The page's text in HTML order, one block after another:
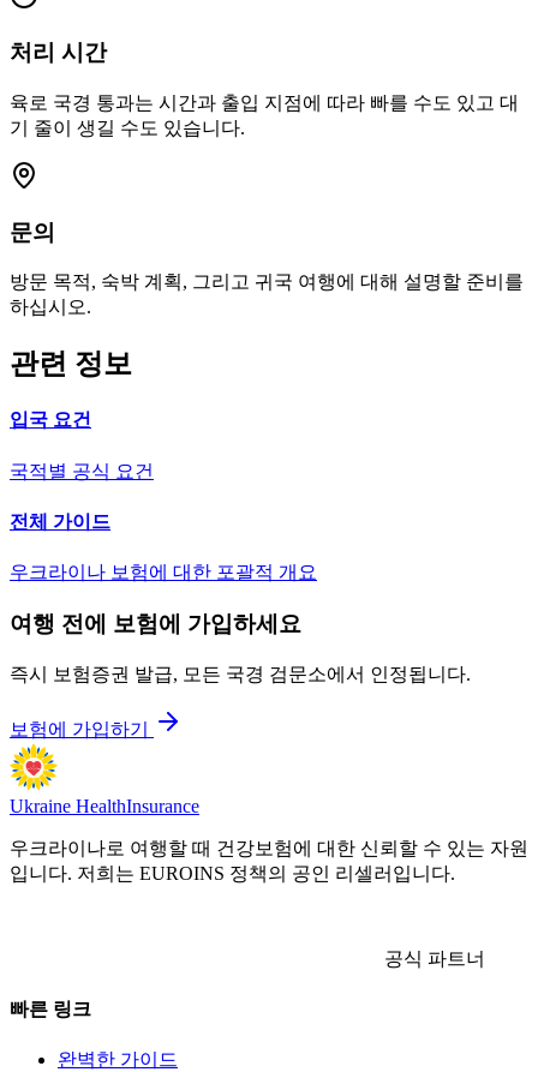
처리 시간
육로 국경 통과는 시간과 출입 지점에 따라 빠를 수도 있고 대
기 줄이 생길 수도 있습니다.
문의
방문 목적, 숙박 계획, 그리고 귀국 여행에 대해 설명할 준비를
하십시오.
관련 정보
입국 요건
국적별 공식 요건
전체 가이드
우크라이나 보험에 대한 포괄적 개요
여행 전에 보험에 가입하세요
즉시 보험증권 발급, 모든 국경 검문소에서 인정됩니다.
보험에 가입하기
Ukraine HealthInsurance
우크라이나로 여행할 때 건강보험에 대한 신뢰할 수 있는 자원
입니다. 저희는 EUROINS 정책의 공인 리셀러입니다.
공식 파트너
빠른 링크
완벽한 가이드